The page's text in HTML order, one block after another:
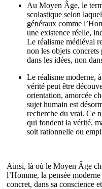
Au Moyen Âge, le
scolastique selon
généraux comme
une existence réelle,
Le réalisme médiéval
non les objets concrets
dans les idées, non
Le réalisme moderne,
vérité peut être
orientation, amorcée
sujet humain est
recherche du vrai. Ce
qui fondent la vérité,
soit rationnelle ou
Ainsi, là où le Moyen Âge
l’Homme, la pensée
concret, dans sa conscience